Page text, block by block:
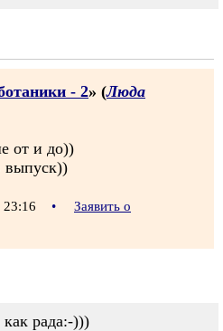
- 2» (Люда
от и до))
выпуск))
23:16 •
Заявить о
рада:-)))